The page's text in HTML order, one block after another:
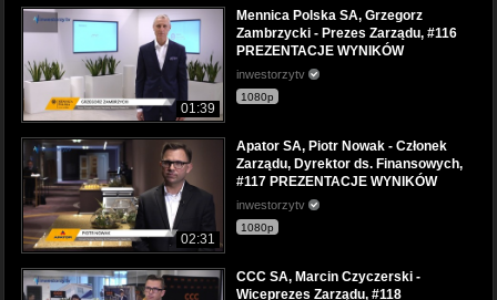
01:39
Mennica Polska SA, Grzegorz
Zambrzycki - Prezes Zarządu, #116
PREZENTACJE WYNIKÓW
inwestorzytv
1080p
02:31
Apator SA, Piotr Nowak - Członek
Zarządu, Dyrektor ds. Finansowych,
#117 PREZENTACJE WYNIKÓW
inwestorzytv
1080p
CCC SA, Marcin Czyczerski -
Wiceprezes Zarządu, #118